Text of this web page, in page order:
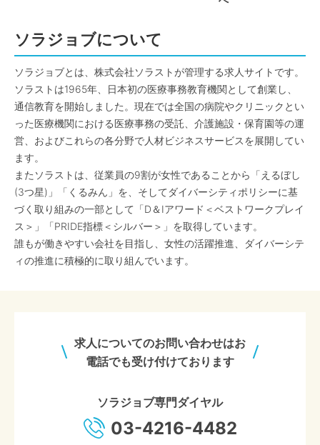
ソラジョブについて
ソラジョブとは、株式会社ソラストが管理する求人サイトです。
ソラストは1965年、日本初の医療事務教育機関として創業し、
通信教育を開始しました。現在では全国の病院やクリニックとい
った医療機関における医療事務の受託、介護施設・保育園等の運
営、およびこれらの各分野で人材ビジネスサービスを展開してい
ます。
またソラストは、従業員の9割が女性であることから「えるぼし
(3つ星)」「くるみん」を、そしてダイバーシティポリシーに基
づく取り組みの一部として「D＆Iアワード＜ベストワークプレイ
ス＞」「PRIDE指標＜シルバー＞」を取得しています。
誰もが働きやすい会社を目指し、女性の活躍推進、ダイバーシテ
ィの推進に積極的に取り組んでいます。
求人についてのお問い合わせはお
電話でも受け付けております
ソラジョブ専門ダイヤル
03-4216-4482